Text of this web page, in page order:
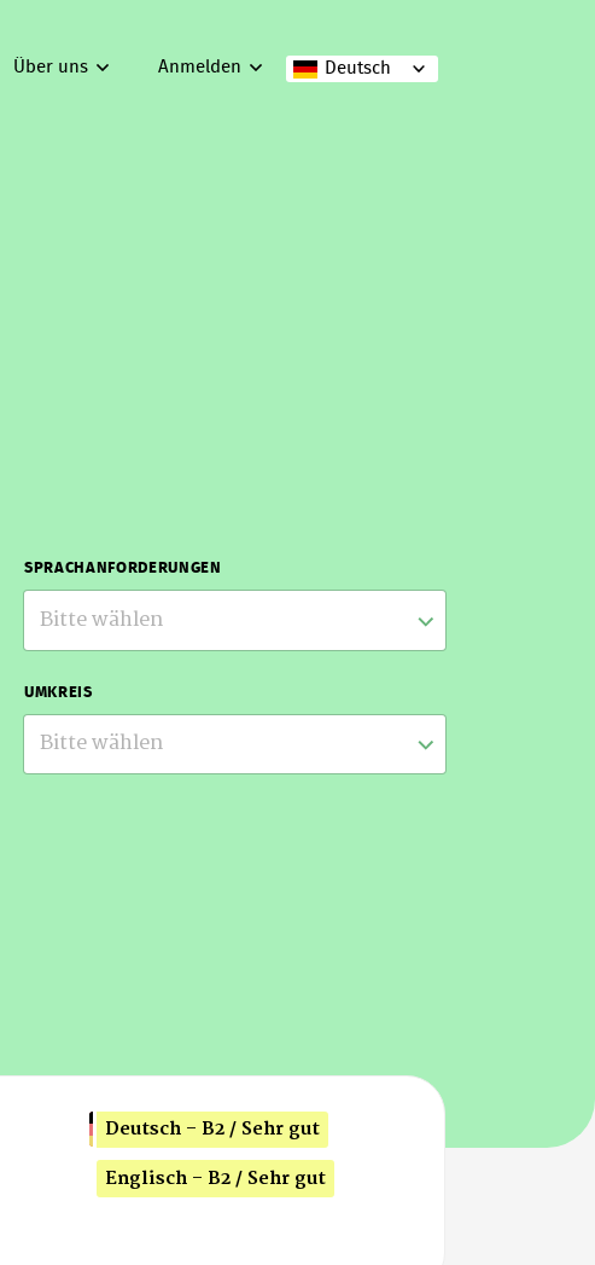
Deutsch
Über uns Anmelden
SPRACHANFORDERUNGEN
Bitte wählen
UMKREIS
Bitte wählen
Deutsch - B2 / Sehr gut
Englisch - B2 / Sehr gut